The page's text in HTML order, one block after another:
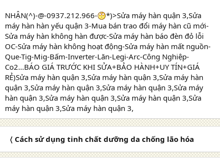
NHẬN(^)-@-0937.212.966-
*)>Sửa máy hàn quận 3,Sửa
máy hàn hàn yếu quận 3-Mua bán trao đổi máy hàn cũ mới-
Sửa máy hàn không hàn được-Sửa máy hàn báo đèn đỏ lỗi
OC-Sửa máy hàn không hoạt động-Sửa máy hàn mất nguồn-
Que-Tig-Mig-Bấm-Inverter-Lăn-Legi-Arc-Công Nghiệp-
Co2...BÁO GIÁ TRƯỚC KHI SỬA+BẢO HÀNH+UY TÍN+GIÁ
RẺ)Sửa máy hàn quận 3,Sửa máy hàn quận 3,Sửa máy hàn
quận 3,Sửa máy hàn quận 3,Sửa máy hàn quận 3,Sửa máy
hàn quận 3,Sửa máy hàn quận 3,Sửa máy hàn quận 3,Sửa
máy hàn quận 3,Sửa máy hàn quận 3,
〈 Cách sử dụng tinh chất dưỡng da chống lão hóa